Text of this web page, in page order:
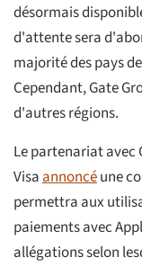
désormais
d'attente sera
majorité des pays
Cependant, Gate
d'autres régions.
Le partenariat avec
Visaannoncéune
permettra aux
paiements avec
allégations selon